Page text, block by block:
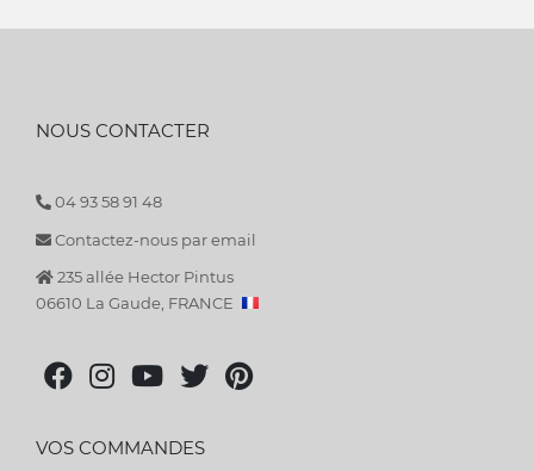
NOUS CONTACTER
04 93 58 91 48
Contactez-nous par email
235 allée Hector Pintus
06610 La Gaude, FRANCE
VOS COMMANDES